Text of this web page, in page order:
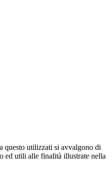
questo utilizzati si avvalgono di
ed utili alle finalità illustrate nella